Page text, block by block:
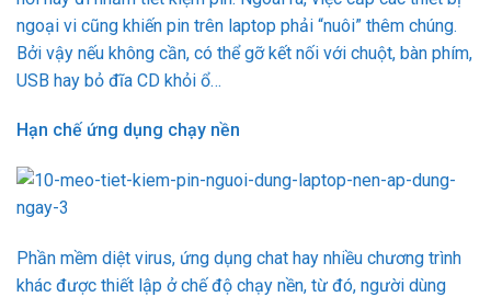
ngoại vi cũng khiến pin trên laptop phải “nuôi” thêm chúng.
Bởi vậy nếu không cần, có thể gỡ kết nối với chuột, bàn phím,
USB hay bỏ đĩa CD khỏi ổ…
Hạn chế ứng dụng chạy nền
Phần mềm diệt virus, ứng dụng chat hay nhiều chương trình
khác được thiết lập ở chế độ chạy nền, từ đó, người dùng